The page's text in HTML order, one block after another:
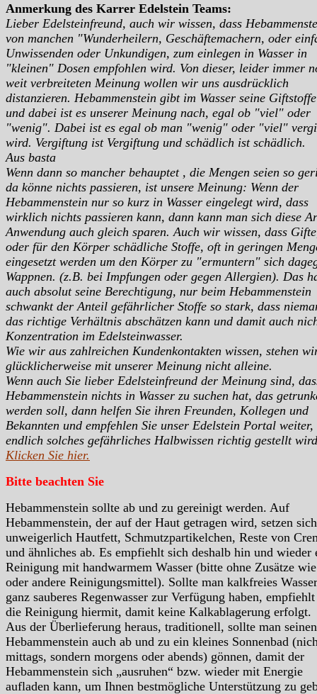
Anmerkung des Karrer Edelstein Teams:
Lieber Edelsteinfreund, auch wir wissen, dass
von manchen "Wunderheilern, Geschäftemachern, oder
Unwissenden oder Unkundigen, zum einlegen in Wasser in
"kleinen" Dosen empfohlen wird. Von dieser, leider immer
weit verbreiteten Meinung wollen wir uns ausdrücklich
distanzieren. Hebammenstein gibt im Wasser seine
und dabei ist es unserer Meinung nach, egal ob "viel" oder
"wenig". Dabei ist es egal ob man "wenig" oder "viel"
wird. Vergiftung ist Vergiftung und schädlich ist schädlich.
Aus basta
Wenn dann so mancher behauptet , die Mengen seien so
da könne nichts passieren, ist unsere Meinung: Wenn der
Hebammenstein nur so kurz in Wasser eingelegt wird, dass
wirklich nichts passieren kann, dann kann man sich diese
Anwendung auch gleich sparen. Auch wir wissen, dass
oder für den Körper schädliche Stoffe, oft in geringen
eingesetzt werden um den Körper zu "ermuntern" sich
Wappnen. (z.B. bei Impfungen oder gegen Allergien). Das
auch absolut seine Berechtigung, nur beim Hebammenstein
schwankt der Anteil gefährlicher Stoffe so stark, dass
das richtige Verhältnis abschätzen kann und damit auch
Konzentration im Edelsteinwasser.
Wie wir aus zahlreichen Kundenkontakten wissen, stehen
glücklicherweise mit unserer Meinung nicht alleine.
Wenn auch Sie lieber Edelsteinfreund der Meinung sind,
Hebammenstein nichts in Wasser zu suchen hat, das
werden soll, dann helfen Sie ihren Freunden, Kollegen und
Bekannten und empfehlen Sie unser Edelstein Portal weiter,
endlich solches gefährliches Halbwissen richtig gestellt
Klicken Sie hier.
Bitte beachten Sie
Hebammenstein sollte ab und zu gereinigt werden. Auf
Hebammenstein, der auf der Haut getragen wird, setzen sich
unweigerlich Hautfett, Schmutzpartikelchen, Reste von
und ähnliches ab. Es empfiehlt sich deshalb hin und wieder
Reinigung mit handwarmem Wasser (bitte ohne Zusätze
oder andere Reinigungsmittel). Sollte man kalkfreies
ganz sauberes Regenwasser zur Verfügung haben,
die Reinigung hiermit, damit keine Kalkablagerung erfolgt.
Aus der Überlieferung heraus, traditionell, sollte man seinen
Hebammenstein auch ab und zu ein kleines Sonnenbad
mittags, sondern morgens oder abends) gönnen, damit der
Hebammenstein sich „ausruhen“ bzw. wieder mit Energie
aufladen kann, um Ihnen bestmögliche Unterstützung zu